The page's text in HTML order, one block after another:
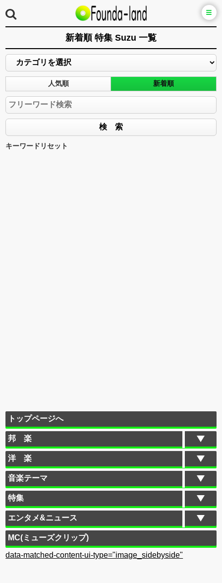
新着順 特集 Suzu 一覧
人気順 新着順
キーワードリセット
トップページへ
邦 楽
洋 楽
音楽テーマ
特集
エンタメ&ニュース
MC(ミューズクリップ)
data-matched-content-ui-type="image_sidebyside"